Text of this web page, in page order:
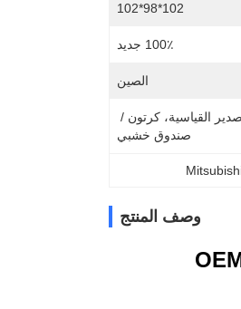
102*98*102
100٪ جديد
الصين
صندوق خشبي
وصف المنتج